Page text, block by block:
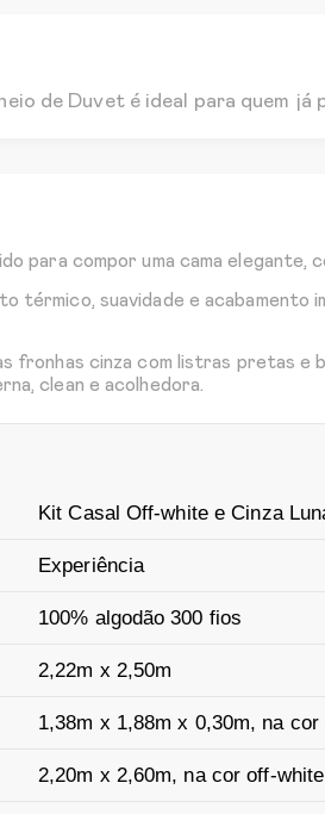
de Duvet é ideal para quem já
para compor uma cama elegante,
suavidade e acabamento
fronhas cinza com listras pretas e
clean e acolhedora.
Kit Casal Off-white e Cinza
Experiência
100% algodão 300 fios
2,22m x 2,50m
1,38m x 1,88m x 0,30m, na
2,20m x 2,60m, na cor off-white